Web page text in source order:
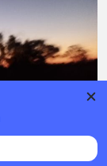
2 1 1